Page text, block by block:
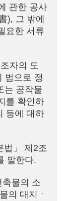
관한 공사
), 그 밖에
요한 서류
자의 도
법으로 정
는 공작물
를 확인하
등에 대하
법」 제2조
말한다.
축물의 소
의 대지ㆍ